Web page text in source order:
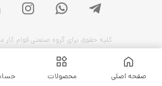
کلیه حقوق برای گروه صنعتی قوام کار
صفحه اصلی
محصولات